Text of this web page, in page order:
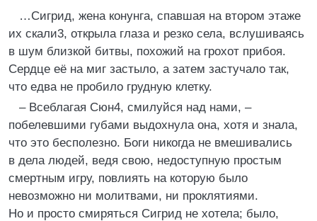
…Сигрид, жена конунга, спавшая на втором этаже
их скали3, открыла глаза и резко села, вслушиваясь
в шум близкой битвы, похожий на грохот прибоя.
Сердце её на миг застыло, а затем застучало так,
что едва не пробило грудную клетку.
– Всеблагая Сюн4, смилуйся над нами, –
побелевшими губами выдохнула она, хотя и знала,
что это бесполезно. Боги никогда не вмешивались
в дела людей, ведя свою, недоступную простым
смертным игру, повлиять на которую было
невозможно ни молитвами, ни проклятиями.
Но и просто смиряться Сигрид не хотела; было,